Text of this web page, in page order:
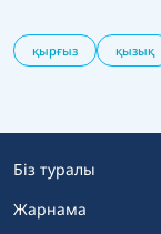
қырғыз қызық
Біз туралы
Жарнама